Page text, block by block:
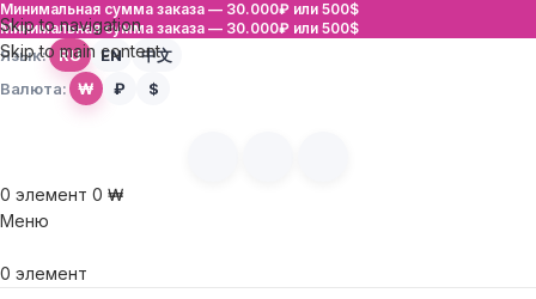
Skip to navigation
Skip to main content
Минимальная сумма заказа — 30.000₽ или 500$
Минимальная сумма заказа — 30.000₽ или 500$
Язык: RU EN
中文
Валюта:
₩ ₽ $
0 элемент 0 ₩
Меню
0 элемент